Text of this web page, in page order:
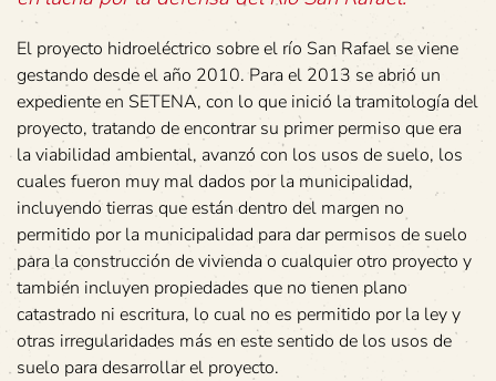
El proyecto hidroeléctrico sobre el río San Rafael se viene
gestando desde el año 2010. Para el 2013 se abrió un
expediente en SETENA, con lo que inició la tramitología del
proyecto, tratando de encontrar su primer permiso que era
la viabilidad ambiental, avanzó con los usos de suelo, los
cuales fueron muy mal dados por la municipalidad,
incluyendo tierras que están dentro del margen no
permitido por la municipalidad para dar permisos de suelo
para la construcción de vivienda o cualquier otro proyecto y
también incluyen propiedades que no tienen plano
catastrado ni escritura, lo cual no es permitido por la ley y
otras irregularidades más en este sentido de los usos de
suelo para desarrollar el proyecto.